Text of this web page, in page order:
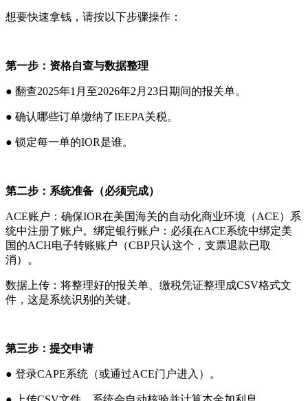
想要快速拿钱，请按以下步骤操作：
第一步：资格自查与数据整理
● 翻查2025年1月至2026年2月23日期间的报关单。
● 确认哪些订单缴纳了IEEPA关税。
● 锁定每一单的IOR是谁。
第二步：系统准备（必须完成）
ACE账户：确保IOR在美国海关的自动化商业环境（ACE）系
统中注册了账户。绑定银行账户：必须在ACE系统中绑定美
国的ACH电子转账账户（CBP只认这个，支票退款已取
消）。
数据上传：将整理好的报关单、缴税凭证整理成CSV格式文
件，这是系统识别的关键。
第三步：提交申请
● 登录CAPE系统（或通过ACE门户进入）。